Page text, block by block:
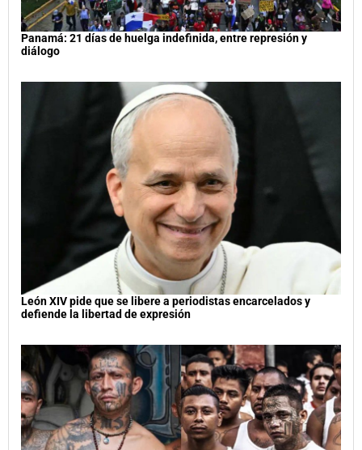
Panamá: 21 días de huelga indefinida, entre represión y
diálogo
León XIV pide que se libere a periodistas encarcelados y
defiende la libertad de expresión